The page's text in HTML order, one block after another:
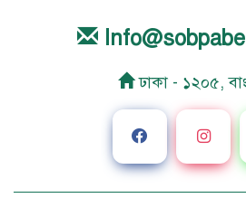
ঢাকা - ১২০৫,